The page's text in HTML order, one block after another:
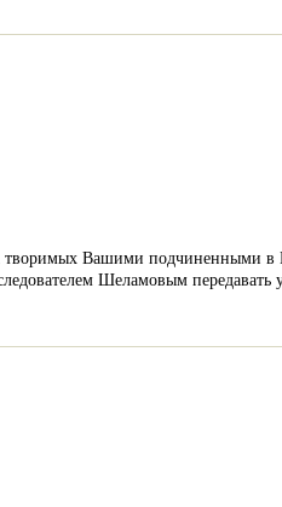
Вашими подчиненными в
Шеламовым передавать